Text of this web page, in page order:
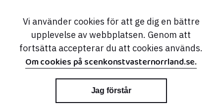
Vi använder cookies för att ge dig en bättre
upplevelse av webbplatsen. Genom att
fortsätta accepterar du att cookies används.
Om cookies på scenkonstvasternorrland.se.
Jag förstår